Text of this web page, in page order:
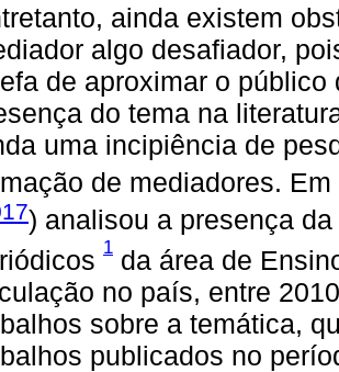
ainda existem
algo desafiador,
de aproximar o
do tema na
uma incipiência de
de mediadores.
) analisou a presença
1 da área de
no país, entre
sobre a temática,
publicados no